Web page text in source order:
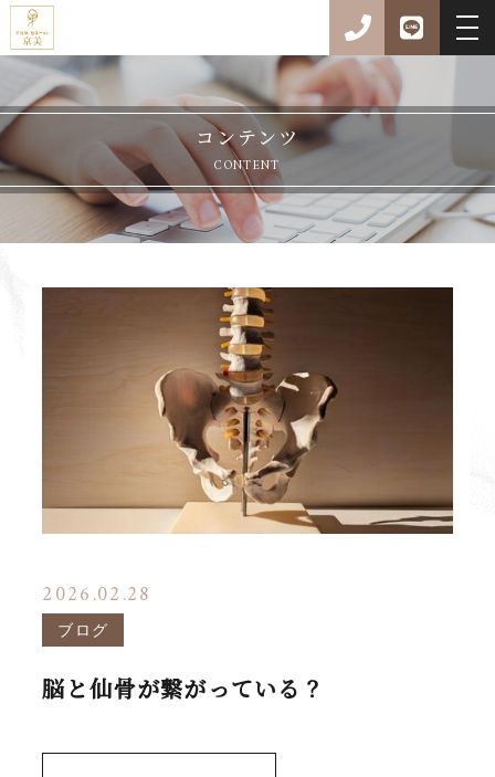
コンテンツ
CONTENT
2026.02.28
ブログ
脳と仙骨が繋がっている？